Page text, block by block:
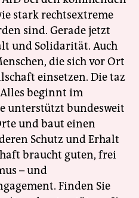
stark rechtsextreme
sind. Gerade jetzt
und Solidarität. Auch
die sich vor Ort
einsetzen. Die taz
beginnt im
unterstützt bundesweit
und baut einen
Schutz und Erhalt
braucht guten, frei
– und
Finden Sie